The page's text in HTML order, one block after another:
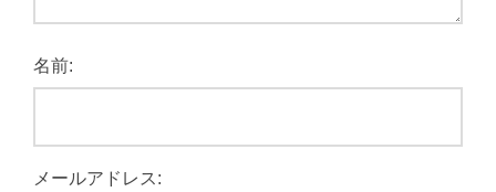
名前:
メールアドレス: